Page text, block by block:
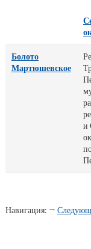
Болото
Мартюшевское
и
Навигация: →